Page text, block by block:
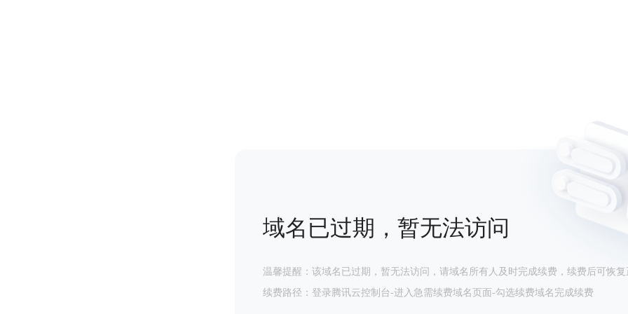
域名已过期，暂无法访问
温馨提醒：该域名已过期，暂无法访问，请域名所有人及时完成续费，续费后可恢复
续费路径：登录腾讯云控制台-进入急需续费域名页面-勾选续费域名完成续费